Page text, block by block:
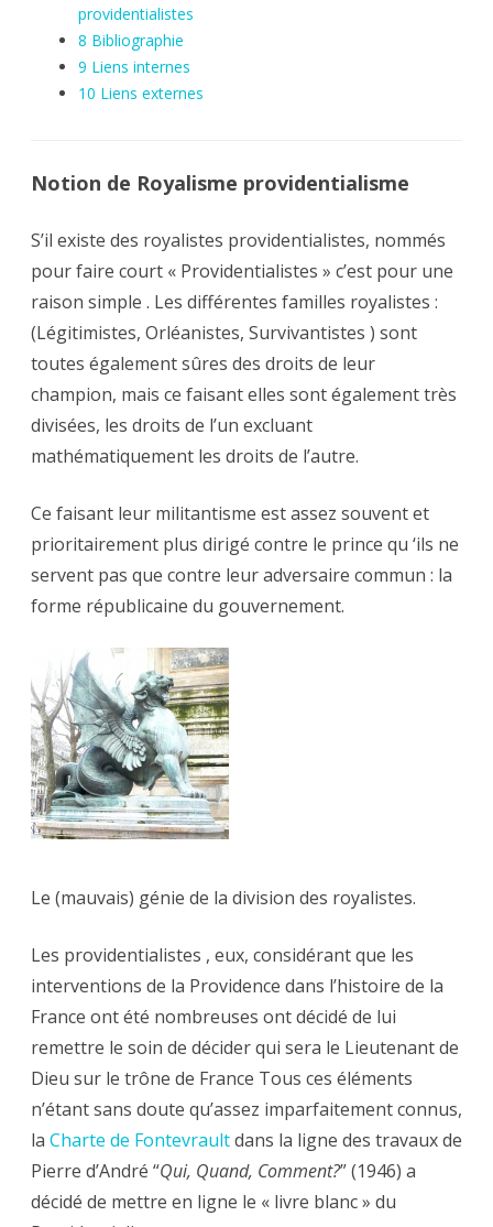
providentialistes
8 Bibliographie
9 Liens internes
10 Liens externes
Notion de Royalisme providentialisme
S’il existe des royalistes providentialistes, nommés
pour faire court « Providentialistes » c’est pour une
raison simple . Les différentes familles royalistes :
(Légitimistes, Orléanistes, Survivantistes ) sont
toutes également sûres des droits de leur
champion, mais ce faisant elles sont également très
divisées, les droits de l’un excluant
mathématiquement les droits de l’autre.
Ce faisant leur militantisme est assez souvent et
prioritairement plus dirigé contre le prince qu ‘ils ne
servent pas que contre leur adversaire commun : la
forme républicaine du gouvernement.
Le (mauvais) génie de la division des royalistes.
Les providentialistes , eux, considérant que les
interventions de la Providence dans l’histoire de la
France ont été nombreuses ont décidé de lui
remettre le soin de décider qui sera le Lieutenant de
Dieu sur le trône de France Tous ces éléments
n’étant sans doute qu’assez imparfaitement connus,
la Charte de Fontevraultdans la ligne des travaux de
Pierre d’André “Qui, Quand, Comment?” (1946) a
décidé de mettre en ligne le « livre blanc » du